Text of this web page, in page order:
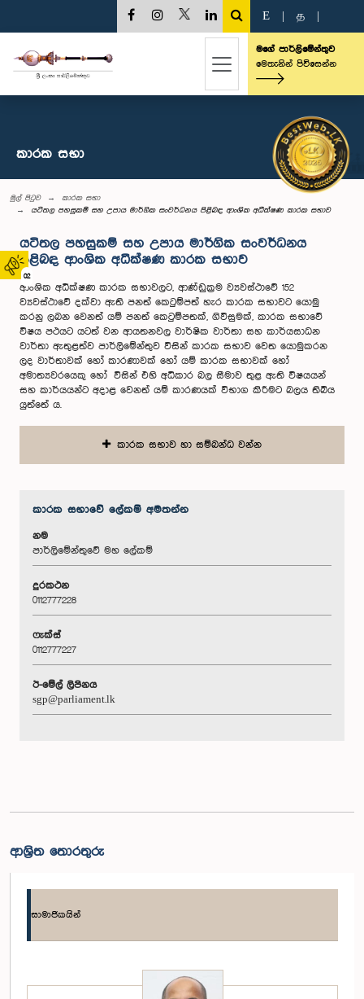
02
E த
මගේ පාර්ලිමේන්තුව
මෙතැනින් පිවිසෙන්න
කාරක සභා
මුල් පිටුව
කාරක සභා
යටිතල පහසුකම් සහ උපාය මාර්ගික සංවර්ධනය පිළිබඳ ආංශික අධීක්ෂණ කාරක සභාව
යටිතල පහසුකම් සහ උපාය මාර්ගික සංවර්ධනය
පිළිබඳ ආංශික අධීක්ෂණ කාරක සභාව
ආංශික අධීක්ෂණ කාරක සභාවලට, ආණ්ඩුක්‍රම ව්‍යවස්ථාවේ 152
ව්‍යවස්ථාවේ දක්වා ඇති පනත් කෙටුම්පත් හැර කාරක සභාවට යොමු
කරනු ලබන වෙනත් යම් පනත් කෙටුම්පතක්, ගිවිසුමක්, කාරක සභාවේ
විෂය පථයට යටත් වන ආයතනවල වාර්ෂික වාර්තා සහ කාර්යසාධන
වාර්තා ඇතුළත්ව පාර්ලිමේන්තුව විසින් කාරක සභාව වෙත යොමුකරන
ලද වාර්තාවක් හෝ කාරණාවක් හෝ යම් කාරක සභාවක් හෝ
අමාත්‍යවරයෙකු හෝ විසින් එහි අධිකාර බල සීමාව තුළ ඇති විෂයයන්
සහ කාර්යයන්ට අදාළ වෙනත් යම් කාරණයක් විභාග කිරීමට බලය තිබිය
යුත්තේ ය.
කාරක සභාව හා සම්බන්ධ වන්න
කාරක සභා‌වේ ලේකම් අමතන්න
නම
පාර්ලිමේන්තුවේ මහ ලේකම්
දුරකථන
0112777228
ෆැක්ස්
0112777227
ඊ-මේල් ලිපිනය
sgp@parliament.lk
ආශ්‍රිත තොරතුරු
සාමාජිකයින්